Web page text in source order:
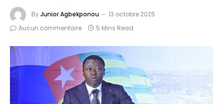
ByJunior Agbekponou
13 octobre 2025
Aucun commentaire
5 Mins Read